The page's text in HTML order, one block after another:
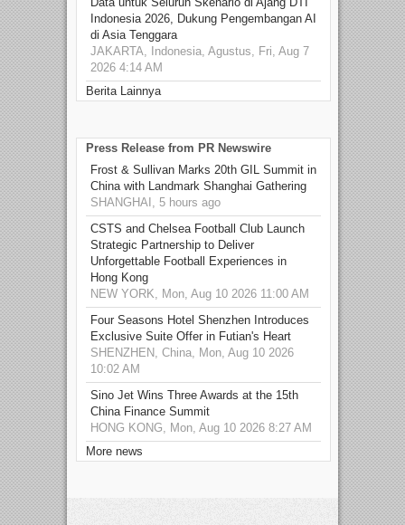
Indonesia 2026, Dukung Pengembangan AI
di Asia Tenggara
JAKARTA, Indonesia, Agustus, Fri, Aug 7
2026 4:14 AM
Berita Lainnya
Press Release from PR Newswire
Frost & Sullivan Marks 20th GIL Summit in
China with Landmark Shanghai Gathering
SHANGHAI, 5 hours ago
CSTS and Chelsea Football Club Launch
Strategic Partnership to Deliver
Unforgettable Football Experiences in
Hong Kong
NEW YORK, Mon, Aug 10 2026 11:00 AM
Four Seasons Hotel Shenzhen Introduces
Exclusive Suite Offer in Futian's Heart
SHENZHEN, China, Mon, Aug 10 2026
10:02 AM
Sino Jet Wins Three Awards at the 15th
China Finance Summit
HONG KONG, Mon, Aug 10 2026 8:27 AM
More news